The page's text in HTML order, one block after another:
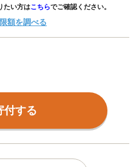
たい方はこちらでご確認ください。
限額を調べる
付する